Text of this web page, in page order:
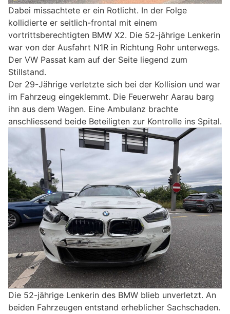
Dabei missachtete er ein Rotlicht. In der Folge
kollidierte er seitlich-frontal mit einem
vortrittsberechtigten BMW X2. Die 52-jährige Lenkerin
war von der Ausfahrt N1R in Richtung Rohr unterwegs.
Der VW Passat kam auf der Seite liegend zum
Stillstand.
Der 29-Jährige verletzte sich bei der Kollision und war
im Fahrzeug eingeklemmt. Die Feuerwehr Aarau barg
ihn aus dem Wagen. Eine Ambulanz brachte
anschliessend beide Beteiligten zur Kontrolle ins Spital.
Die 52-jährige Lenkerin des BMW blieb unverletzt. An
beiden Fahrzeugen entstand erheblicher Sachschaden.